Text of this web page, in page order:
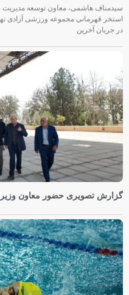
سیدمناف هاشمی، معاون توسعه مدیریت
استخر قهرمانی مجموعه ورزشی آزادی
در جریان آخرین
گزارش تصویری حضور معاون وزیر